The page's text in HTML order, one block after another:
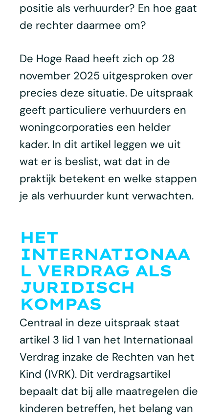
positie als verhuurder? En hoe gaat
de rechter daarmee om?
De Hoge Raad heeft zich op 28
november 2025 uitgesproken over
precies deze situatie. De uitspraak
geeft particuliere verhuurders en
woningcorporaties een helder
kader. In dit artikel leggen we uit
wat er is beslist, wat dat in de
praktijk betekent en welke stappen
je als verhuurder kunt verwachten.
HET
INTERNATIONAA
L VERDRAG ALS
JURIDISCH
KOMPAS
Centraal in deze uitspraak staat
artikel 3 lid 1 van het Internationaal
Verdrag inzake de Rechten van het
Kind (IVRK). Dit verdragsartikel
bepaalt dat bij alle maatregelen die
kinderen betreffen, het belang van